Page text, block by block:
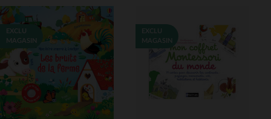
EXCLU
MAGASIN
EXCLU
MAGASIN